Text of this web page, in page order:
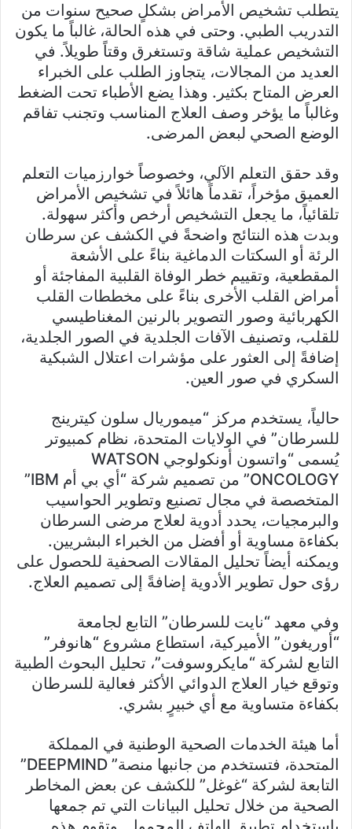
يتطلب تشخيص الأمراض بشكلٍ صحيح سنوات من
التدريب الطبي. وحتى في هذه الحالة، غالباً ما يكون
التشخيص عملية شاقة وتستغرق وقتاً طويلاً. في
العديد من المجالات، يتجاوز الطلب على الخبراء
العرض المتاح بكثير. وهذا يضع الأطباء تحت الضغط
وغالباً ما يؤخر وصف العلاج المناسب وتجنب تفاقم
الوضع الصحي لبعض المرضى.
وقد حقق التعلم الآلي، وخصوصاً خوارزميات التعلم
العميق مؤخراً، تقدماً هائلاً في تشخيص الأمراض
تلقائياً، ما يجعل التشخيص أرخص وأكثر سهولة.
وبدت هذه النتائج واضحةً في الكشف عن سرطان
الرئة أو السكتات الدماغية بناءً على الأشعة
المقطعية، وتقييم خطر الوفاة القلبية المفاجئة أو
أمراض القلب الأخرى بناءً على مخططات القلب
الكهربائية وصور التصوير بالرنين المغناطيسي
للقلب، وتصنيف الآفات الجلدية في الصور الجلدية،
إضافةً إلى العثور على مؤشرات اعتلال الشبكية
السكري في صور العين.
حالياً، يستخدم مركز “ميموريال سلون كيترينج
للسرطان” في الولايات المتحدة، نظام كمبيوتر
يُسمى “واتسون أونكولوجي WATSON
ONCOLOGY” من تصميم شركة “أي بي أم IBM”
المتخصصة في مجال تصنيع وتطوير الحواسيب
والبرمجيات، يحدد أدوية لعلاج مرضى السرطان
بكفاءة مساوية أو أفضل من الخبراء البشريين.
ويمكنه أيضاً تحليل المقالات الصحفية للحصول على
رؤى حول تطوير الأدوية إضافةً إلى تصميم العلاج.
وفي معهد “نايت للسرطان” التابع لجامعة
“أوريغون” الأميركية، استطاع مشروع “هانوفر”
التابع لشركة “مايكروسوفت”، تحليل البحوث الطبية
وتوقع خيار العلاج الدوائي الأكثر فعالية للسرطان
بكفاءة متساوية مع أي خبيرٍ بشري.
أما هيئة الخدمات الصحية الوطنية في المملكة
المتحدة، فتستخدم من جانبها منصة” DEEPMIND”
التابعة لشركة “غوغل” للكشف عن بعض المخاطر
الصحية من خلال تحليل البيانات التي تم جمعها